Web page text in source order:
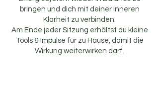
bringen und dich mit deiner inneren
Klarheit zu verbinden.
Am Ende jeder Sitzung erhältst du kleine
Tools & Impulse für zu Hause, damit die
Wirkung weiterwirken darf.